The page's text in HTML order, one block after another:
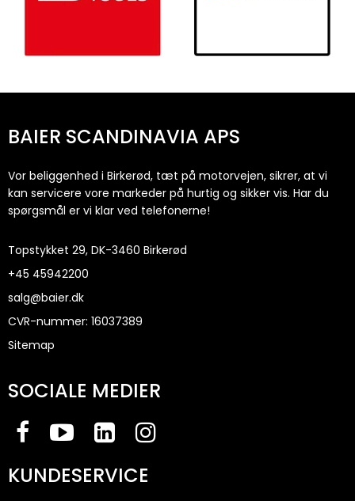
BAIER SCANDINAVIA APS
Vor beliggenhed i Birkerød, tæt på motorvejen, sikrer, at vi
kan servicere vore markeder på hurtig og sikker vis. Har du
spørgsmål er vi klar ved telefonerne!
Topstykket 29, DK-3460 Birkerød
+45 45942200
salg@baier.dk
CVR-nummer: 16037389
Sitemap
SOCIALE MEDIER
KUNDESERVICE